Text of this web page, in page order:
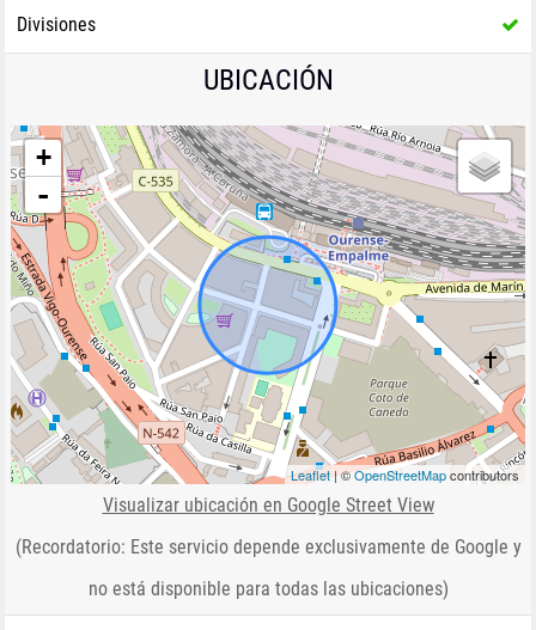
Divisiones
UBICACIÓN
+
-
Leaflet| ©OpenStreetMapcontributors
Visualizar ubicación en Google Street View
(Recordatorio: Este servicio depende exclusivamente de Google y
no está disponible para todas las ubicaciones)